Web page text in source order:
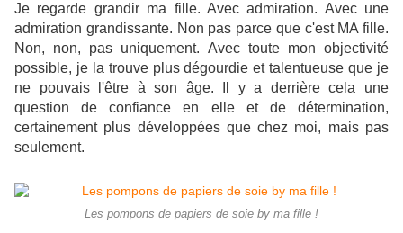
Je regarde grandir ma fille. Avec admiration. Avec une
admiration grandissante. Non pas parce que c'est MA fille.
Non, non, pas uniquement. Avec toute mon objectivité
possible, je la trouve plus dégourdie et talentueuse que je
ne pouvais l'être à son âge. Il y a derrière cela une
question de confiance en elle et de détermination,
certainement plus développées que chez moi, mais pas
seulement.
Les pompons de papiers de soie by ma fille !